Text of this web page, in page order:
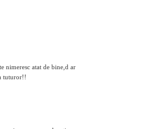
nimeresc atat de bine,d ar
tuturor!!